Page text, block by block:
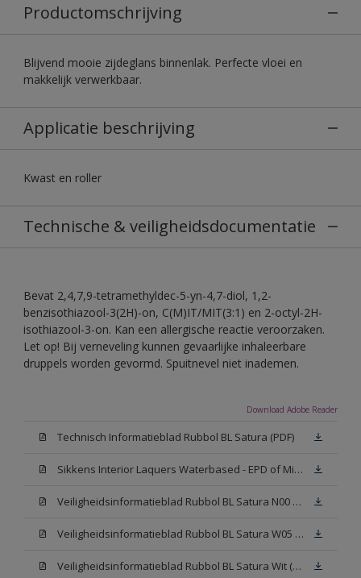
Productomschrijving
Blijvend mooie zijdeglans binnenlak. Perfecte vloei en
makkelijk verwerkbaar.
Applicatie beschrijving
Kwast en roller
Technische & veiligheidsdocumentatie
Bevat 2,4,7,9-tetramethyldec-5-yn-4,7-diol, 1,2-
benzisothiazool-3(2H)-on, C(M)IT/MIT(3:1) en 2-octyl-2H-
isothiazool-3-on. Kan een allergische reactie veroorzaken.
Let op! Bij verneveling kunnen gevaarlijke inhaleerbare
druppels worden gevormd. Spuitnevel niet inademen.
Download Adobe Reader
Technisch Informatieblad Rubbol BL Satura (PDF)
Sikkens Interior Laquers Waterbased - EPD of Milieuproductverklaring
Veiligheidsinformatieblad Rubbol BL Satura N00 (MSDS)
Veiligheidsinformatieblad Rubbol BL Satura W05 (MSDS)
Veiligheidsinformatieblad Rubbol BL Satura Wit (MSDS)